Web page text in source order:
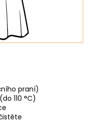
praní)
110 °C)